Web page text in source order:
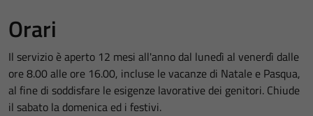
Orari
Il servizio è aperto 12 mesi all'anno dal lunedì al venerdì dalle
ore 8.00 alle ore 16.00, incluse le vacanze di Natale e Pasqua,
al fine di soddisfare le esigenze lavorative dei genitori. Chiude
il sabato la domenica ed i festivi.